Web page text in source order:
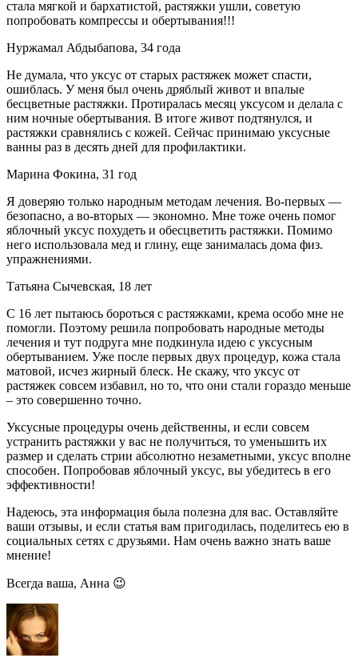
стала мягкой и бархатистой, растяжки ушли, советую
попробовать компрессы и обертывания!!!
Нуржамал Абдыбапова, 34 года
Не думала, что уксус от старых растяжек может спасти,
ошиблась. У меня был очень дряблый живот и впалые
бесцветные растяжки. Протиралась месяц уксусом и делала с
ним ночные обертывания. В итоге живот подтянулся, и
растяжки сравнялись с кожей. Сейчас принимаю уксусные
ванны раз в десять дней для профилактики.
Марина Фокина, 31 год
Я доверяю только народным методам лечения. Во-первых —
безопасно, а во-вторых — экономно. Мне тоже очень помог
яблочный уксус похудеть и обесцветить растяжки. Помимо
него использовала мед и глину, еще занималась дома физ.
упражнениями.
Татьяна Сычевская, 18 лет
С 16 лет пытаюсь бороться с растяжками, крема особо мне не
помогли. Поэтому решила попробовать народные методы
лечения и тут подруга мне подкинула идею с уксусным
обертыванием. Уже после первых двух процедур, кожа стала
матовой, исчез жирный блеск. Не скажу, что уксус от
растяжек совсем избавил, но то, что они стали гораздо меньше
– это совершенно точно.
Уксусные процедуры очень действенны, и если совсем
устранить растяжки у вас не получиться, то уменьшить их
размер и сделать стрии абсолютно незаметными, уксус вполне
способен. Попробовав яблочный уксус, вы убедитесь в его
эффективности!
Надеюсь, эта информация была полезна для вас. Оставляйте
ваши отзывы, и если статья вам пригодилась, поделитесь ею в
социальных сетях с друзьями. Нам очень важно знать ваше
мнение!
Всегда ваша, Анна 😉